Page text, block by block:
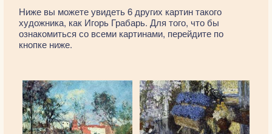
Ниже вы можете увидеть 6 других картин такого
художника, как Игорь Грабарь. Для того, что бы
ознакомиться со всеми картинами, перейдите по
кнопке ниже.